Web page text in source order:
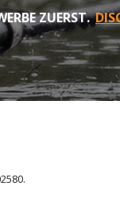
ZUERST.